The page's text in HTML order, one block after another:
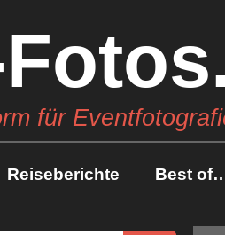
für
Reiseberichte Best